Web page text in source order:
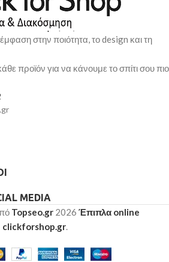
στην ποιότητα, το design και τη
προϊόν για να κάνουμε το σπίτι σου πιο
MEDIA
Topseo.gr2026 Έπιπλα online
clickforshop.gr.